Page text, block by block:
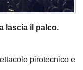
lascia il palco.
pirotecnico e